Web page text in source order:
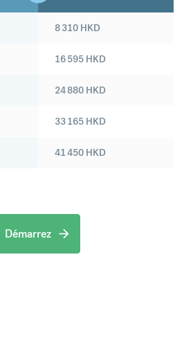
8 310 HKD
16 595 HKD
24 880 HKD
33 165 HKD
41 450 HKD
Démarrez